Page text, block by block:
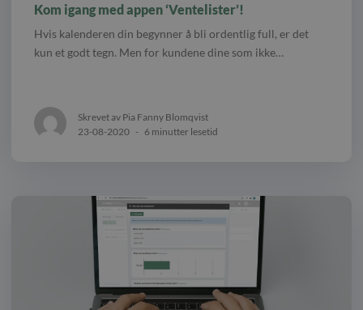
Kom igang med appen ‘Ventelister’!
Hvis kalenderen din begynner å bli ordentlig full, er det
kun et godt tegn. Men for kundene dine som ikke…
Skrevet av Pia Fanny Blomqvist
23-08-2020 - 6 minutter lesetid